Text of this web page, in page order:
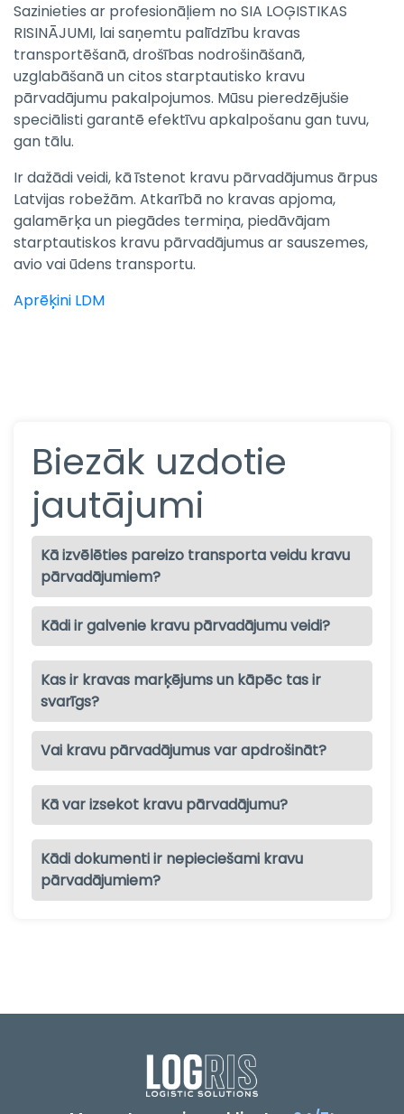
Sazinieties ar profesionāļiem no SIA LOĢISTIKAS
RISINĀJUMI, lai saņemtu palīdzību kravas
transportēšanā, drošības nodrošināšanā,
uzglabāšanā un citos starptautisko kravu
pārvadājumu pakalpojumos. Mūsu pieredzējušie
speciālisti garantē efektīvu apkalpošanu gan tuvu,
gan tālu.
Ir dažādi veidi, kā īstenot kravu pārvadājumus ārpus
Latvijas robežām. Atkarībā no kravas apjoma,
galamērķa un piegādes termiņa, piedāvājam
starptautiskos kravu pārvadājumus ar sauszemes,
avio vai ūdens transportu.
Aprēķini LDM
Biezāk uzdotie
jautājumi
Kā izvēlēties pareizo transporta veidu kravu
pārvadājumiem?
Kādi ir galvenie kravu pārvadājumu veidi?
Kas ir kravas marķējums un kāpēc tas ir
svarīgs?
Vai kravu pārvadājumus var apdrošināt?
Kā var izsekot kravu pārvadājumu?
Kādi dokumenti ir nepieciešami kravu
pārvadājumiem?